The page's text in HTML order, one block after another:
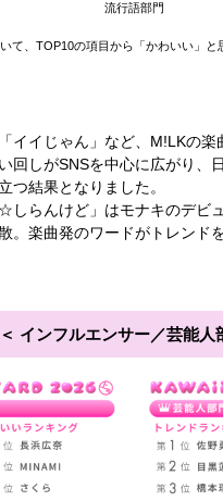
流行語部門
て、TOP10の項目から「かわいい」
イイじゃん」など、M!LKの
回しがSNSを中心に広がり、
つ結果となりました。
らんけど」はモナキのデビ
。楽曲発のワードがトレンド
インフルエンサー／芸能人